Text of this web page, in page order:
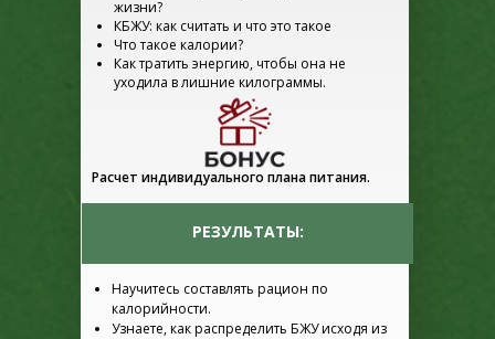
Научитесь составлять рацион по
калорийности.
Узнаете, как распределить БЖУ исходя из
жизни?
КБЖУ: как считать и что это такое
Что такое калории?
Как тратить энергию, чтобы она не
уходила в лишние килограммы.
РЕЗУЛЬТАТЫ:
Расчет индивидуального плана питания.